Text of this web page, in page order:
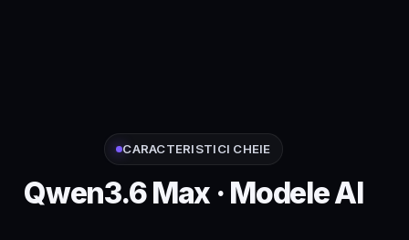
CARACTERISTICI CHEIE
Qwen3.6 Max · Modele AI